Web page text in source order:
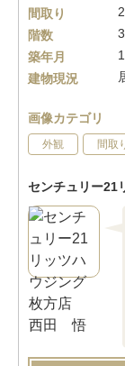
間取り
階数
築年月
建物現況
画像カテゴリ
外観 間取
センチュリー21